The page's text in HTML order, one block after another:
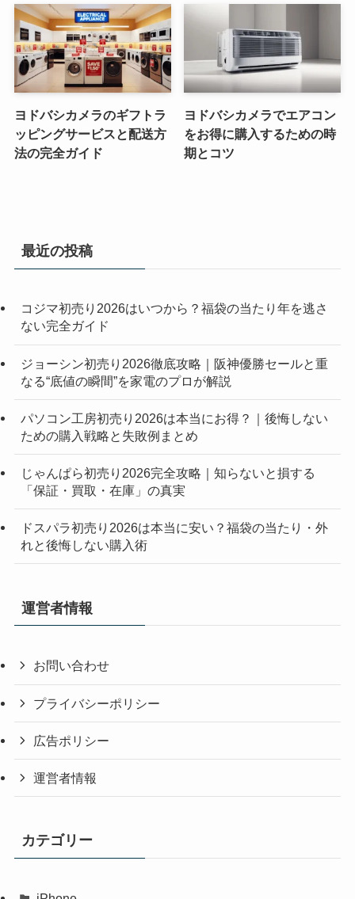
ヨドバシカメラのギフトラ
ッピングサービスと配送方
法の完全ガイド
ヨドバシカメラでエアコン
をお得に購入するための時
期とコツ
最近の投稿
コジマ初売り2026はいつから？福袋の当たり年を逃さ
ない完全ガイド
ジョーシン初売り2026徹底攻略｜阪神優勝セールと重
なる“底値の瞬間”を家電のプロが解説
パソコン工房初売り2026は本当にお得？｜後悔しない
ための購入戦略と失敗例まとめ
じゃんぱら初売り2026完全攻略｜知らないと損する
「保証・買取・在庫」の真実
ドスパラ初売り2026は本当に安い？福袋の当たり・外
れと後悔しない購入術
運営者情報
お問い合わせ
プライバシーポリシー
広告ポリシー
運営者情報
カテゴリー